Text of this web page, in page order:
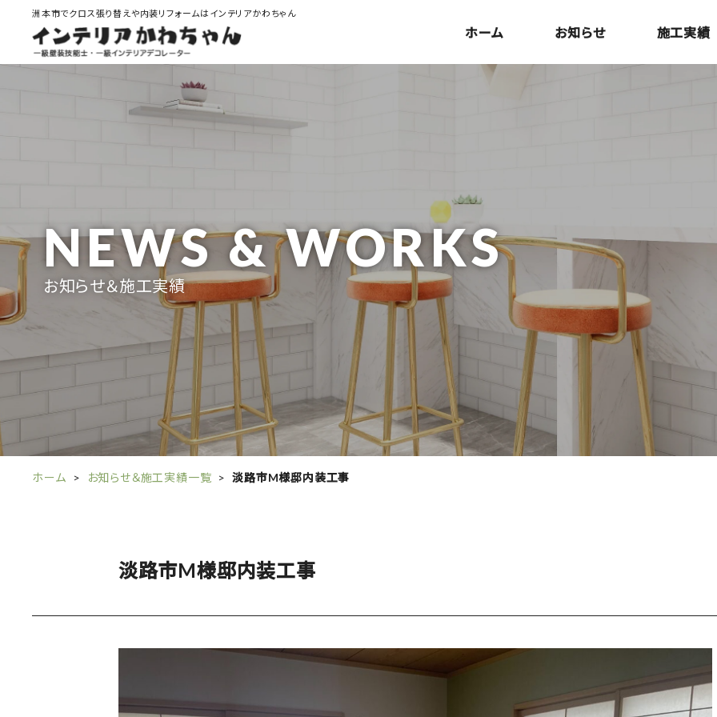
洲本市でクロス張り替えや内装リフォームはインテリアかわちゃん
ホーム お知らせ 施工実績
お知らせ＆施工実績
NEWS & WORKS
ホーム お知らせ＆施工実績一覧 淡路市M様邸内装工事
淡路市M様邸内装工事